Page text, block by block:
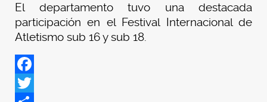
El departamento tuvo una destacada
participación en el Festival Internacional de
Atletismo sub 16 y sub 18.
Facebook